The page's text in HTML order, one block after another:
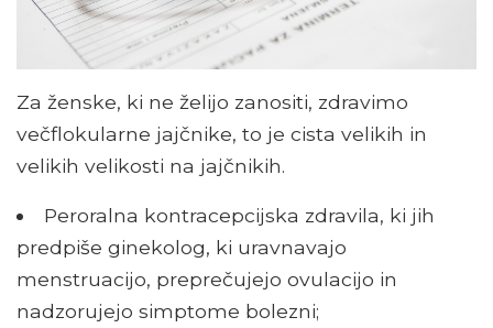
Za ženske, ki ne želijo zanositi, zdravimo
večflokularne jajčnike, to je cista velikih in
velikih velikosti na jajčnikih.
Peroralna kontracepcijska zdravila, ki jih
predpiše ginekolog, ki uravnavajo
menstruacijo, preprečujejo ovulacijo in
nadzorujejo simptome bolezni;